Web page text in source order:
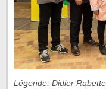
Légende: Didier